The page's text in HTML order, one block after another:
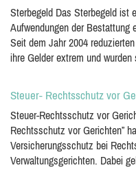
Sterbegeld Das Sterbegeld ist
Aufwendungen der Bestattung
Seit dem Jahr 2004
ihre Gelder extrem und
Steuer- Rechtsschutz vor
Steuer-Rechtsschutz vor
Rechtsschutz vor Gerichten”
Versicherungsschutz bei
Verwaltungsgerichten. Dabei